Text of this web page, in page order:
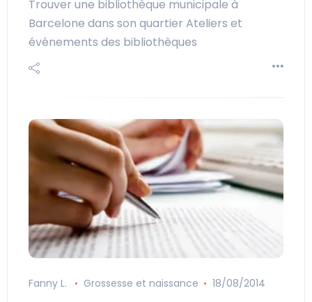
Trouver une bibliothèque municipale à
Barcelone dans son quartier Ateliers et
événements des bibliothèques
Fanny L. Grossesse et naissance 18/08/2014